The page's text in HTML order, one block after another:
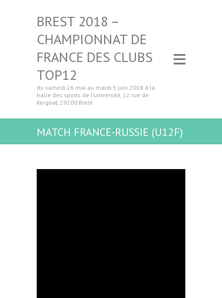
BREST 2018 –
CHAMPIONNAT DE
FRANCE DES CLUBS
TOP12
du samedi 26 mai au mardi 5 juin 2018 à la
halle des sports de l'université, 12 rue de
Kergoat, 29200 Brest
MATCH FRANCE-RUSSIE (U12F)